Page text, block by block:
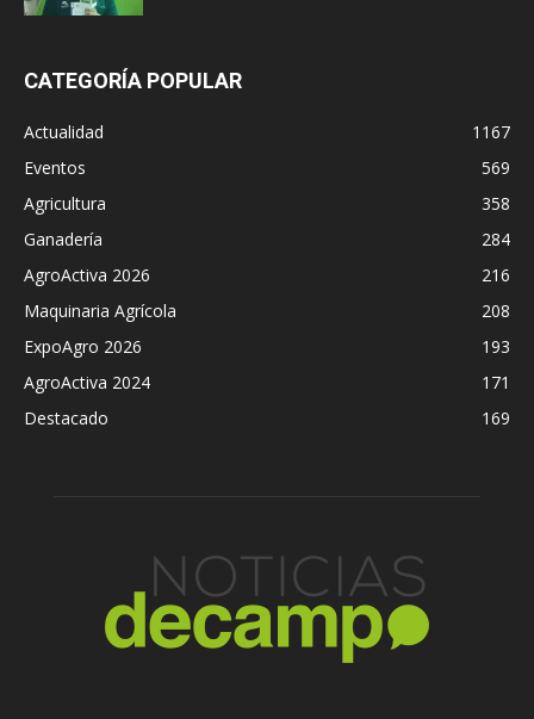
CATEGORÍA POPULAR
Actualidad
1167
Eventos
569
Agricultura
358
Ganadería
284
AgroActiva 2026
216
Maquinaria Agrícola
208
ExpoAgro 2026
193
AgroActiva 2024
171
Destacado
169